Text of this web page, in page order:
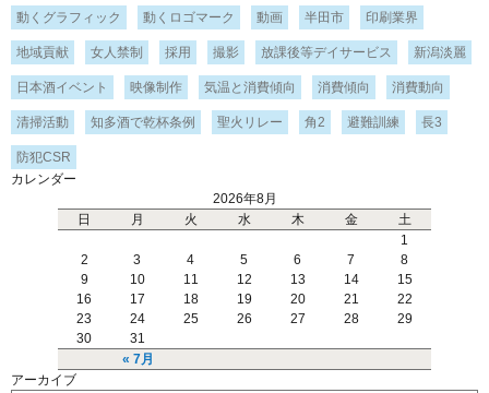
動くグラフィック 動くロゴマーク 動画 半田市 印刷業界
地域貢献 女人禁制 採用 撮影 放課後等デイサービス 新潟淡麗
日本酒イベント 映像制作 気温と消費傾向 消費傾向 消費動向
清掃活動 知多酒で乾杯条例 聖火リレー 角2 避難訓練 長3
防犯CSR
カレンダー
2026年8月
日
月 火 水 木 金 土
« 7月
1
2
3 4 5 6 7
8
9
10 11 12 13 14
15
16
17 18 19 20 21
22
23
24 25 26 27 28
29
30
31
アーカイブ